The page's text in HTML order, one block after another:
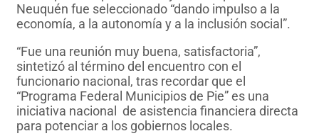
Neuquén fue seleccionado “dando impulso a la
economía, a la autonomía y a la inclusión social”.
“Fue una reunión muy buena, satisfactoria”,
sintetizó al término del encuentro con el
funcionario nacional, tras recordar que el
“Programa Federal Municipios de Pie” es una
iniciativa nacional de asistencia financiera directa
para potenciar a los gobiernos locales.